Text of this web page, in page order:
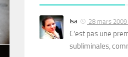
Isa 28 mars
C’est pas une
subliminales,